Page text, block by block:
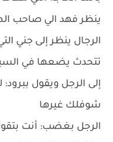
ينظر فهد الي صاحب
الرجال ينظر إلى جني
تتحدث يضعها في
إلى الرجل ويقول
شوفلك غيرها
الرجل بغضب: أنت